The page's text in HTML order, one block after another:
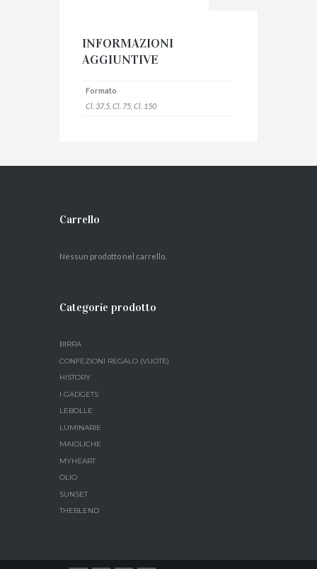
INFORMAZIONI
AGGIUNTIVE
Formato
Cl. 37,5, Cl. 75, Cl. 150
Carrello
Nessun prodotto nel carrello.
Categorie prodotto
BIRRA
CONFEZIONI REGALO (VUOTE)
HISTORY
I GADGETS
LEBOLLE
LUMINARIE
MAIOLICHE
MYHEART
OLIO
SUNSET
THEBLEND